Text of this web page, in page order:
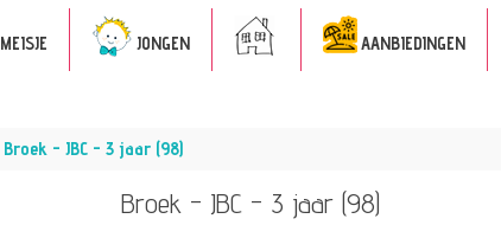
MEISJE JONGEN AANBIEDINGEN
Broek - JBC - 3 jaar (98)
Broek - JBC - 3 jaar (98)